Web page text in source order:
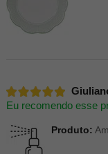
Eu recomendo esse
Produto: